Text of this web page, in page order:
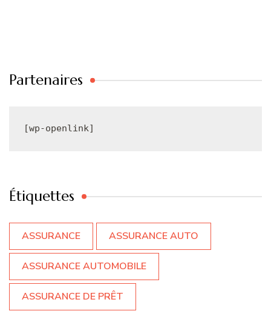
Partenaires
[wp-openlink]
Étiquettes
ASSURANCE ASSURANCE AUTO
ASSURANCE AUTOMOBILE
ASSURANCE DE PRÊT